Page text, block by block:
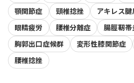
顎関節症
頸椎捻挫 アキレス
眼精疲労
腰椎分離症 腸脛靭帯
胸郭出口症候群
変形性膝関節症
腰椎捻挫